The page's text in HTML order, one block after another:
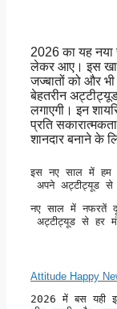
2026 का यह
लेकर आए। इस
जज्बातों को और
बेहतरीन
लगाएगी। इन
प्रति
शानदार बनाने के
इस नए साल में हम
अपने अट्टीट्यूड से
नए साल में नफरतें
अट्टीट्यूड से हर
Attitude Happy
2026 में बस यही